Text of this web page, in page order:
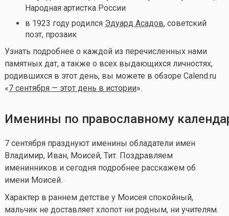
Народная артистка России
в 1923 году родился Эдуард Асадов, советский
поэт, прозаик
Узнать подробнее о каждой из перечисленных нами
памятных дат, а также о всех выдающихся личностях,
родившихся в этот день, вы можете в обзоре Calend.ru
«7 сентября — этот день в истории».
Именины по православному
7 сентября празднуют именины обладатели имен
Владимир, Иван, Моисей, Тит. Поздравляем
именинников и сегодня подробнее расскажем об
имени Моисей.
Характер в раннем детстве у Моисея спокойный,
мальчик не доставляет хлопот ни родным, ни учителям.